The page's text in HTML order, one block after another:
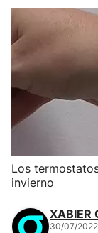
Los
invierno
XABIER
30/07/